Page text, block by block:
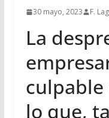
30 mayo, 2023 F.
La
lo que,